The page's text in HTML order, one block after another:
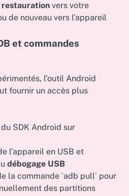
restauration vers votre
de nouveau vers l’appareil
et commandes
l’outil Android
fournir un accès plus
SDK Android sur
l’appareil en USB et
débogage USB
la commande `adb pull` pour
des partitions